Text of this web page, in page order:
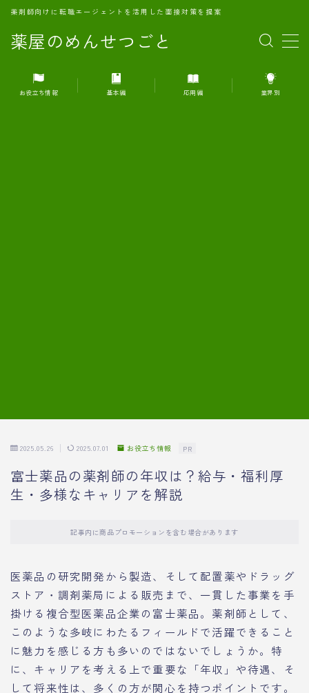
薬屋のめんせつごと
薬剤師向けに転職エージェントを活用した面接対策を提案
MENU
1.転職エージェントとは何か？
お役立ち情報 基本編 応用編 業界別
2025.05.26 2025.07.01 お役立ち情報 PR
富士薬品の薬剤師の年収は？給与・福利厚
生・多様なキャリアを解説
記事内に商品プロモーションを含む場合があります
医薬品の研究開発から製造、そして配置薬やドラッグ
ストア・調剤薬局による販売まで、一貫した事業を手
掛ける複合型医薬品企業の富士薬品。薬剤師として、
このような多岐にわたるフィールドで活躍できること
に魅力を感じる方も多いのではないでしょうか。特
に、キャリアを考える上で重要な「年収」や待遇、そ
して将来性は、多くの方が関心を持つポイントです。